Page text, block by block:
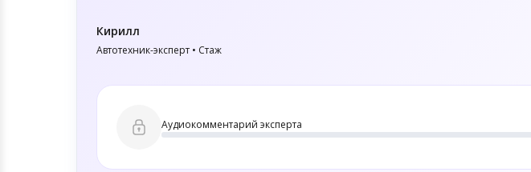
Кирилл
Автотехник-эксперт • Стаж
Аудиокомментарий эксперта